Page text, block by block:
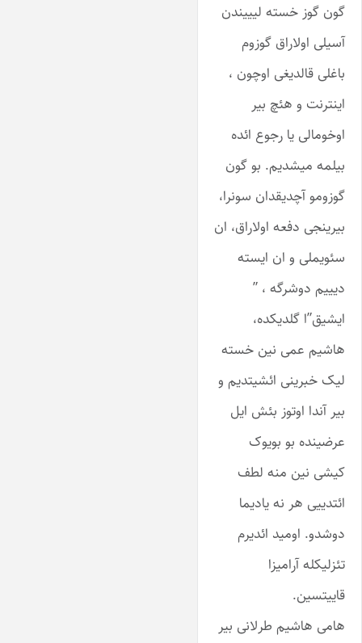
گون گوز خسته لیییندن
آسیلی اولاراق گوزوم
باغلی قالدیغی اوچون ،
اینترنت و هئچ بیر
اوخومالی یا رجوع ائده
بیلمه میشدیم. بو گون
گوزومو آچدیقدان سونرا،
بیرینجی دفعه اولاراق، ان
سئویملی و ان ایسته
دیییم دوشرگه ، ”
ایشیق”ا گلدیکده،
هاشیم عمی نین خسته
لیک خبرینی ائشیتدیم و
بیر آندا اوتوز بئش ایل
عرضینده بو بویوک
کیشی نین منه لطف
ائتدییی هر نه یادیما
دوشدو. اومید ائدیرم
تئزلیکله آرامیزا
قاییتسین.
هامی هاشیم طرلانی بیر